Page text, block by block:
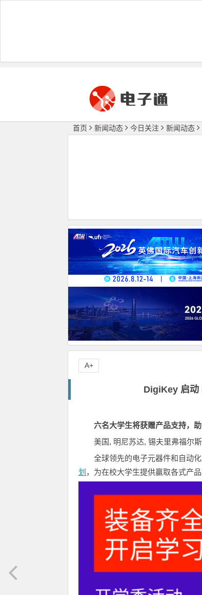
首页 新闻动态 今日关注 新闻动态
DigiKey 启动
六名大学生将获赠产品支持，
美国, 明尼苏达, 锡夫里弗福尔
全球领先的电子元器件和自动
划 ，为在校大学生提供贏取各式产
A+